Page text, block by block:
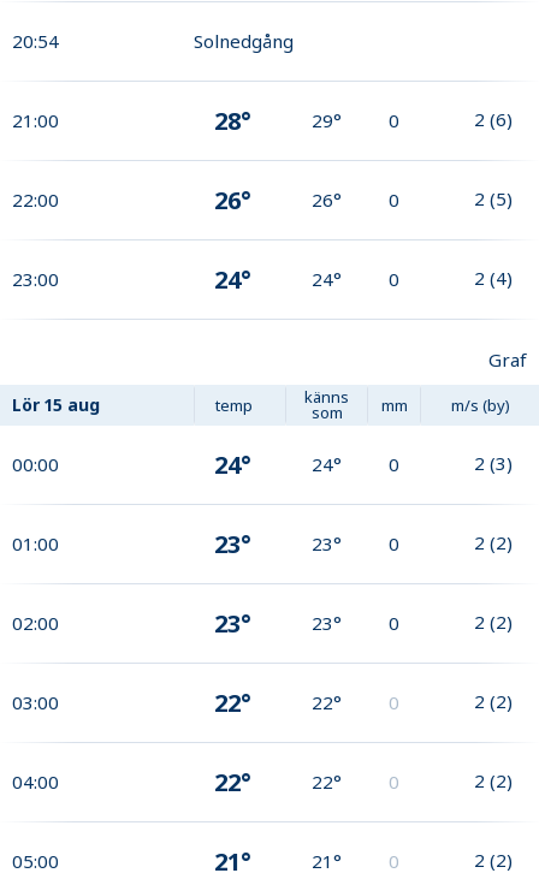
20:54 Solnedgång
21:00 28° 29° 0 2 (6)
22:00 26° 26° 0 2 (5)
23:00 24° 24° 0 2 (4)
Graf
Lör 15 aug temp känns
som mm m/s (by)
00:00 24° 24° 0 2 (3)
01:00 23° 23° 0 2 (2)
02:00 23° 23° 0 2 (2)
03:00 22° 22° 0 2 (2)
04:00 22° 22° 0 2 (2)
05:00 21° 21° 0 2 (2)